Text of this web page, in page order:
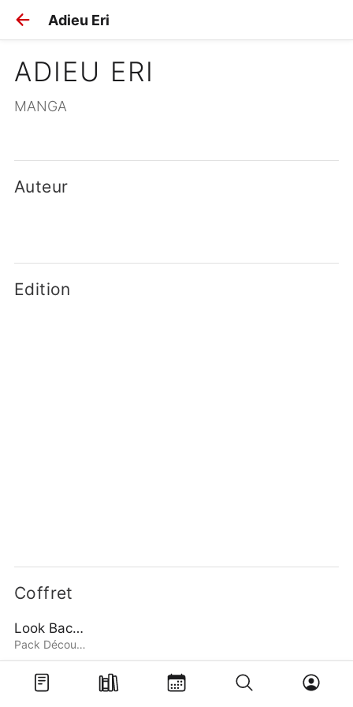
Adieu Eri
ADIEU ERI
MANGA
Auteur
Edition
Coffret
Look Back + Adieu Eri
Pack Découverte